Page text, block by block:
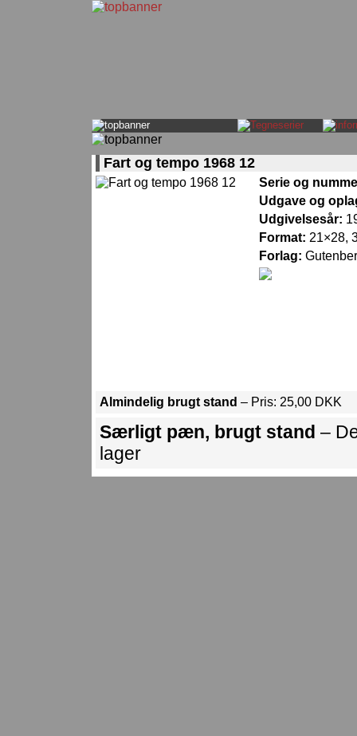
Fart og tempo 1968 12
Serie og
Udgave og
Udgivelsesår:
Format: 21×28,
Forlag:
Almindelig brugt stand – Pris: 25,00 DKK
Særligt pæn, brugt stand –
lager